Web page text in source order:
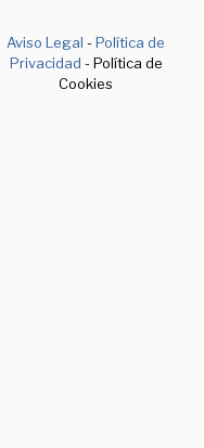
Aviso Legal -Política de
Privacidad - Política de
Cookies